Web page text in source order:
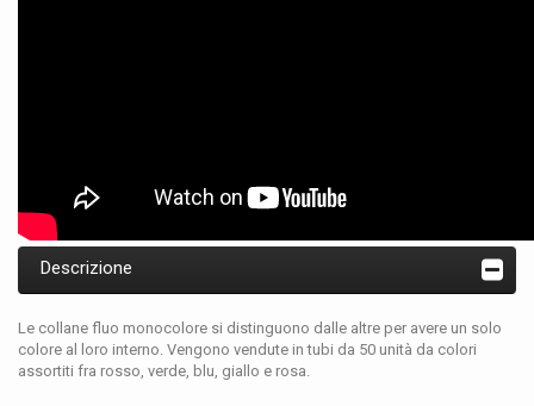
Descrizione
Le collane fluo monocolore si distinguono dalle altre per avere un solo
colore al loro interno. Vengono vendute in tubi da 50 unità da colori
assortiti fra rosso, verde, blu, giallo e rosa.